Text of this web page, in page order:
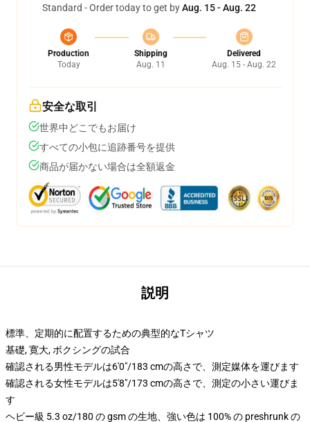
Standard - Order today to get byAug. 15 - Aug. 22
Production
Today
Shipping
Aug. 11
Delivered
Aug. 15 - Aug. 22
安全な取引
世界中どこでもお届け
すべての小包に追跡番号を提供
商品が届かない場合は全額返金
説明
標準、定期的に配置するための典型的なTシャツ
基礎, 寛大, ボクシングの試合
確認される男性モデルは6'0"/183 cmの高さで、測定媒体を運びます
確認される女性モデルは5'8"/173 cmの高さで、測定の小さい運びま
す
ヘビー級 5.3 oz/180 の gsm の生地、強い色は 100% の preshrunk の